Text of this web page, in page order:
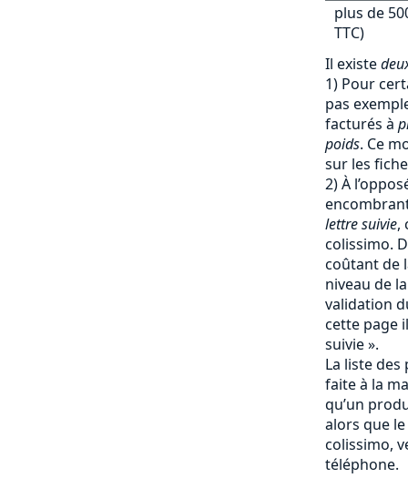
plus de
TTC)
Il existe
1) Pour
pas
facturés à
poids. Ce
sur les
2) À
lettre suivie,
colissimo.
coûtant de
niveau de
validation
cette page
suivie ».
La liste
faite à la
qu’un
alors que
colissimo,
téléphone.